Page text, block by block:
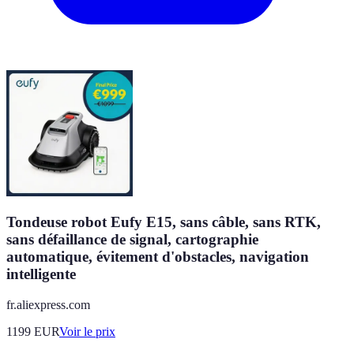
Tondeuse robot Eufy E15, sans câble, sans RTK,
sans défaillance de signal, cartographie
automatique, évitement d'obstacles, navigation
intelligente
fr.aliexpress.com
1199 EURVoir le prix